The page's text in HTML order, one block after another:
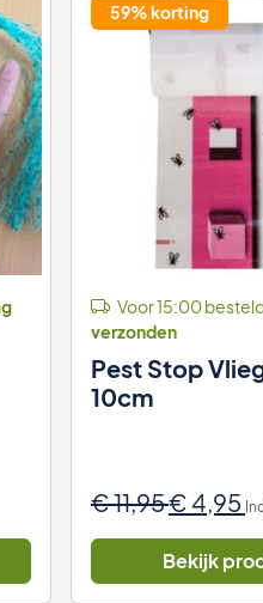
59% korting
Voor 15:00
verzonden
Pest Stop
10cm
€11,95
was:
€ 11,95.
€ 4,95
Bekijk